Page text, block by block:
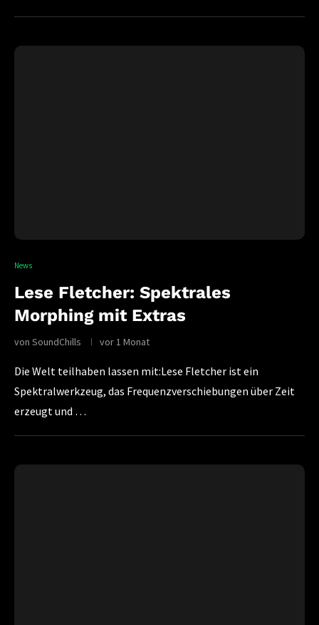
News
Lese Fletcher: Spektrales
Morphing mit Extras
von SoundChills vor 1 Monat
Die Welt teilhaben lassen mit:Lese Fletcher ist ein
Spektralwerkzeug, das Frequenzverschiebungen über Zeit
erzeugt und …